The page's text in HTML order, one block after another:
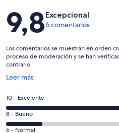
Comentarios
9,8Excepcional
6 comentarios
Los comentarios se muestran en orden
proceso de moderación y se han
contrario.
Leer más
Se
en
una
ventana
nueva
5
comentarios
de
un
10 - Excelente
1
comentarios
8 - Bueno
0
6 - Normal